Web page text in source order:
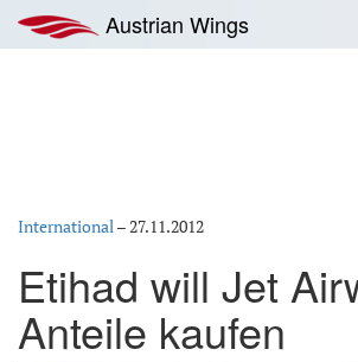
Inhalt
springen
Austrian Wings
International–27.11.2012
Etihad will Jet
Anteile kaufen